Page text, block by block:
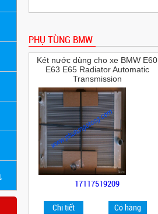
PHỤ TÙNG BMW
Két nước dùng cho xe BMW E60
E63 E65 Radiator Automatic
Transmission
17117519209
Chi tiết Có hàng